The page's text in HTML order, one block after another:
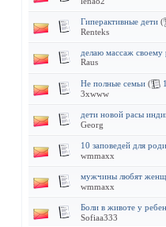
Гиперактивные дети (
Renteks
делаю массаж своему
Raus
Не полные семьи ( 1
3xwww
дети новой расы
Georg
10 заповедей для
wmmaxx
мужчины любят
wmmaxx
Боли в животе у
Sofiaa333